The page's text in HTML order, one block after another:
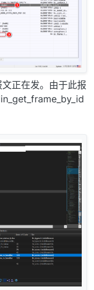
正在发。由于此报